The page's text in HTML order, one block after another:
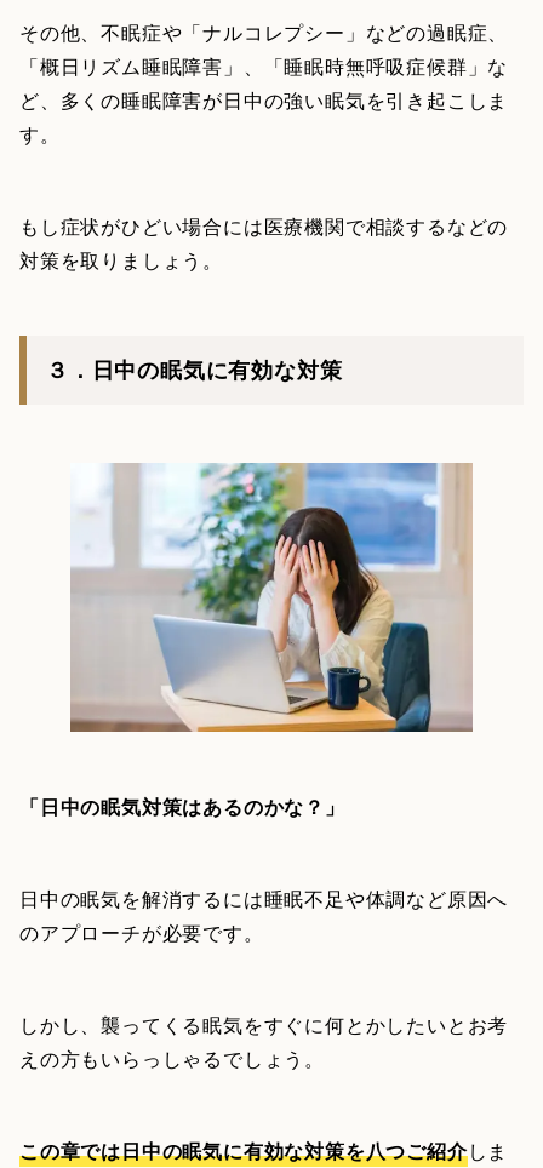
その他、不眠症や「ナルコレプシー」などの過眠症、
「概日リズム睡眠障害」、「睡眠時無呼吸症候群」な
ど、多くの睡眠障害が日中の強い眠気を引き起こしま
す。
もし症状がひどい場合には医療機関で相談するなどの
対策を取りましょう。
３．日中の眠気に有効な対策
「日中の眠気対策はあるのかな？」
日中の眠気を解消するには睡眠不足や体調など原因へ
のアプローチが必要です。
しかし、襲ってくる眠気をすぐに何とかしたいとお考
えの方もいらっしゃるでしょう。
この章では日中の眠気に有効な対策を八つご紹介しま